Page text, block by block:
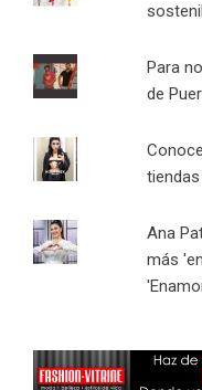
Para
de
Ana
más